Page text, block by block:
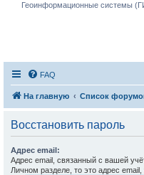
Геоинформационные системы
FAQ
На главную Список
Восстановить пароль
Адрес email:
Адрес email, связанный с вашей
Личном разделе, то это адрес